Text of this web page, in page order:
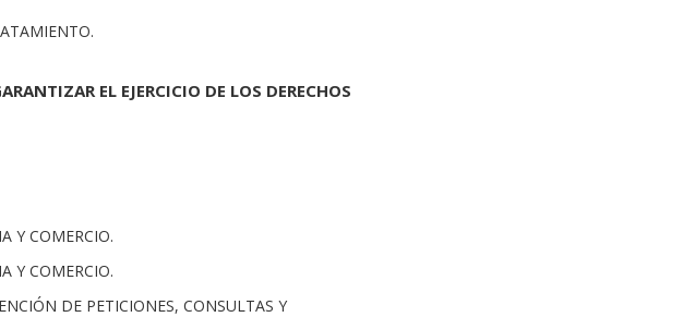
EL EJERCICIO DE LOS DERECHOS
Y COMERCIO.
Y COMERCIO.
DE PETICIONES, CONSULTAS Y